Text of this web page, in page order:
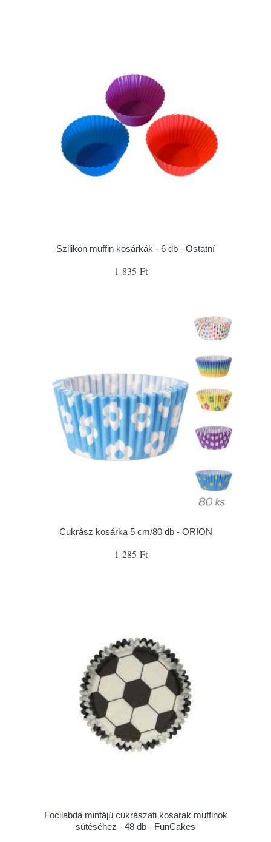
Szilikon muffin kosárkák - 6 db - Ostatní
1 835 Ft
Cukrász kosárka 5 cm/80 db - ORION
1 285 Ft
Focilabda mintájú cukrászati kosarak muffinok
sütéséhez - 48 db - FunCakes